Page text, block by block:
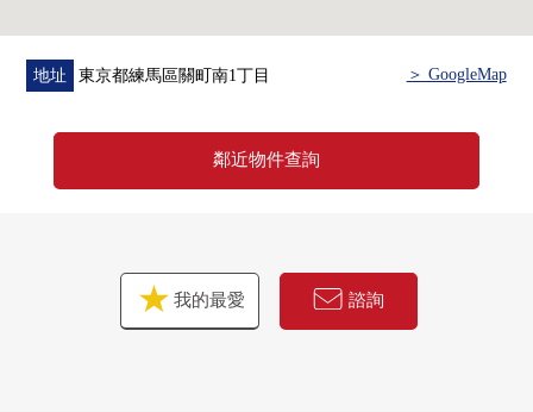
地址 東京都練馬區關町南1丁目 ＞ GoogleMap
鄰近物件查詢
我的最愛 諮詢